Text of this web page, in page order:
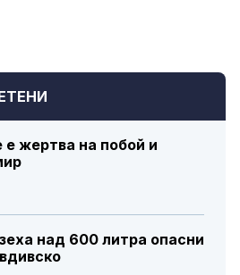
жертва на побой и
над 600 литра опасни